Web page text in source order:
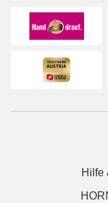
Hilfe